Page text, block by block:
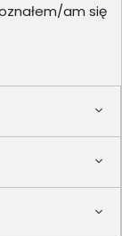
am się